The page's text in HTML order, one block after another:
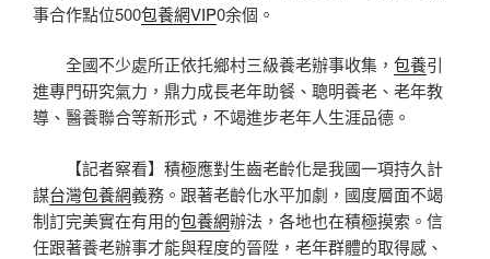
事合作點位500包養網VIP0余個。
全國不少處所正依托鄉村三級養老辦事收集， 包養引
進專門研究氣力，鼎力成長老年助餐、聰明養老、老年教
導、醫養聯合等新形式，不竭進步老年人生涯品德。
【記者察看】積極應對生齒老齡化是我國一項持久計
謀台灣包養網義務。跟著老齡化水平加劇，國度層面不竭
制訂完美實在有用的包養網辦法，各地也在積極摸索。信
任跟著養老辦事才能與程度的晉陞，老年群體的取得感、